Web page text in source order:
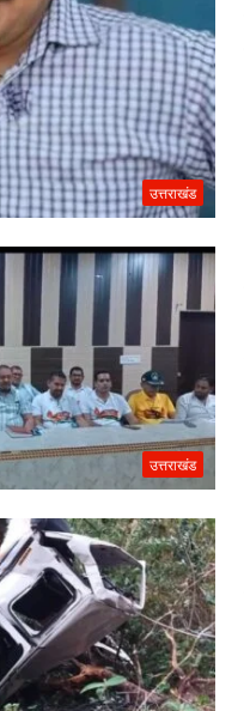
उत्तराखंड
उत्तराखंड